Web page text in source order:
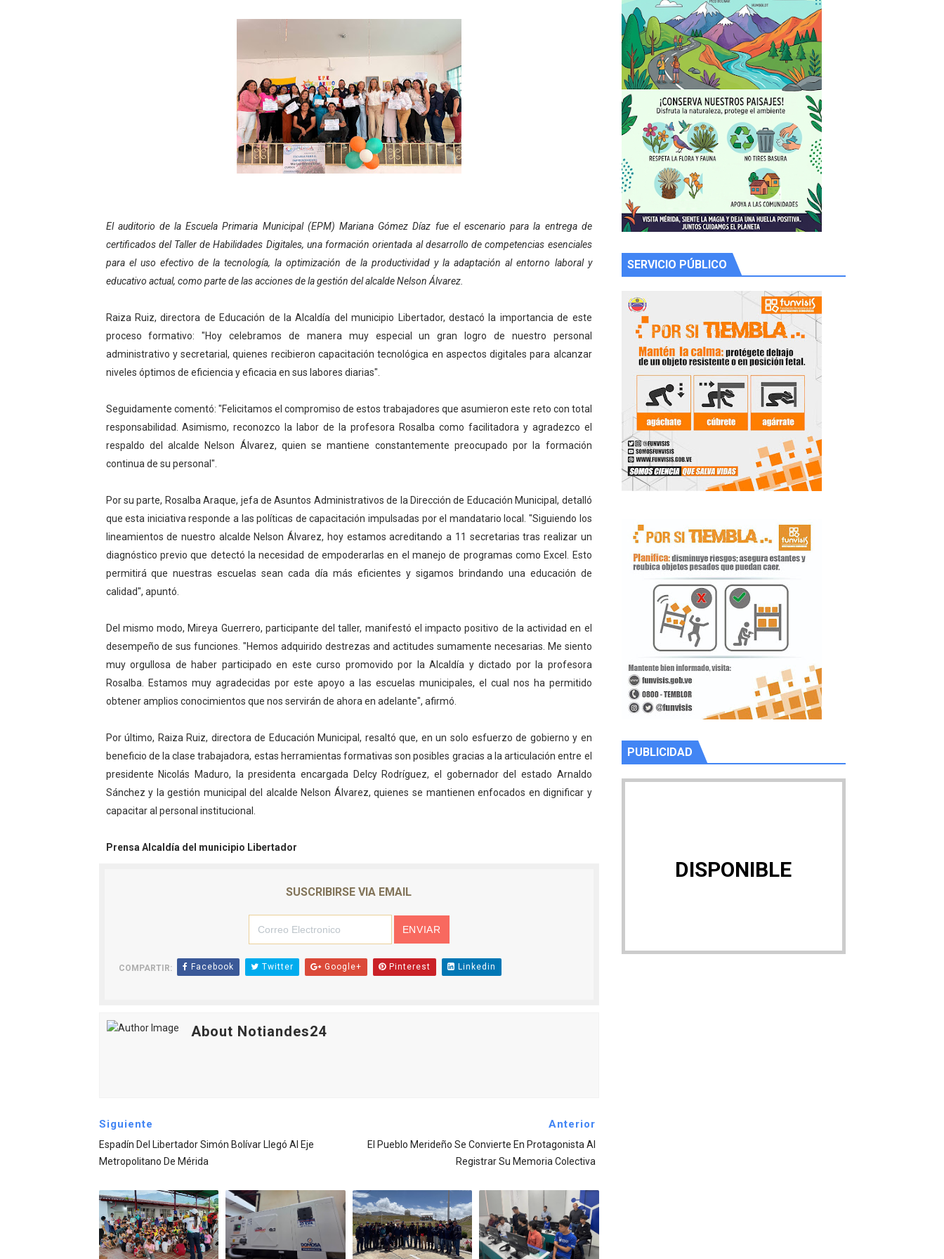
Niños merideños potencian su talento en plan vacacional integral
Fundecem ofrece taller de bordado en punto de cruz
Gobierno bolivariano avanza en la transformación del hospital Sor Juana Inés
Niños merideños aprenden sobre gaita de tambora con Fundecem
Hospital universitario muestra sus avances en visita del Consejo Legislativo
Instituto Nacional de Nutrición celebra Semana Internacional de la Lactancia Materna
Corposalud inició talleres para aspirantes al curso de Emergencia Prehospitalaria
Fortalecen formación académica de médicos en proceso de ruralidad
Fortaleciendo la economía comunal en El Vigía con microcréditos a emprendedores y productores
Campo Elías consolida plan de bacheo en el sector La Montañita
Fundecem inició con éxito el taller vacacional de origami
Plan Vacacional "Venezuela Ríe 2026" brinda recreación y cultura a niños del municipio Libertador
Inicia el plan vacacional Venezuela Renace en el sector El Alcázar
El auditorio de la Escuela Primaria Municipal (EPM) Mariana Gómez Díaz fue el escenario para la entrega de
certificados del Taller de Habilidades Digitales, una formación orientada al desarrollo de competencias esenciales
para el uso efectivo de la tecnología, la optimización de la productividad y la adaptación al entorno laboral y
educativo actual, como parte de las acciones de la gestión del alcalde Nelson Álvarez.
Raiza Ruiz, directora de Educación de la Alcaldía del municipio Libertador, destacó la importancia de este
proceso formativo: "Hoy celebramos de manera muy especial un gran logro de nuestro personal
administrativo y secretarial, quienes recibieron capacitación tecnológica en aspectos digitales para alcanzar
niveles óptimos de eficiencia y eficacia en sus labores diarias".
Seguidamente comentó: "Felicitamos el compromiso de estos trabajadores que asumieron este reto con total
responsabilidad. Asimismo, reconozco la labor de la profesora Rosalba como facilitadora y agradezco el
respaldo del alcalde Nelson Álvarez, quien se mantiene constantemente preocupado por la formación
continua de su personal".
Por su parte, Rosalba Araque, jefa de Asuntos Administrativos de la Dirección de Educación Municipal, detalló
que esta iniciativa responde a las políticas de capacitación impulsadas por el mandatario local. "Siguiendo los
lineamientos de nuestro alcalde Nelson Álvarez, hoy estamos acreditando a 11 secretarias tras realizar un
diagnóstico previo que detectó la necesidad de empoderarlas en el manejo de programas como Excel. Esto
permitirá que nuestras escuelas sean cada día más eficientes y sigamos brindando una educación de
calidad", apuntó.
Del mismo modo, Mireya Guerrero, participante del taller, manifestó el impacto positivo de la actividad en el
desempeño de sus funciones. "Hemos adquirido destrezas and actitudes sumamente necesarias. Me siento
muy orgullosa de haber participado en este curso promovido por la Alcaldía y dictado por la profesora
Rosalba. Estamos muy agradecidas por este apoyo a las escuelas municipales, el cual nos ha permitido
obtener amplios conocimientos que nos servirán de ahora en adelante", afirmó.
Por último, Raiza Ruiz, directora de Educación Municipal, resaltó que, en un solo esfuerzo de gobierno y en
beneficio de la clase trabajadora, estas herramientas formativas son posibles gracias a la articulación entre el
presidente Nicolás Maduro, la presidenta encargada Delcy Rodríguez, el gobernador del estado Arnaldo
Sánchez y la gestión municipal del alcalde Nelson Álvarez, quienes se mantienen enfocados en dignificar y
capacitar al personal institucional.
Prensa Alcaldía del municipio Libertador
SUSCRIBIRSE VIA EMAIL
COMPARTIR: Facebook Twitter Google+ Pinterest Linkedin
About Notiandes24
Siguiente
Espadín Del Libertador Simón Bolívar Llegó Al Eje
Metropolitano De Mérida
Anterior
El Pueblo Merideño Se Convierte En Protagonista Al
Registrar Su Memoria Colectiva
SERVICIO PÚBLICO
PUBLICIDAD
DISPONIBLE